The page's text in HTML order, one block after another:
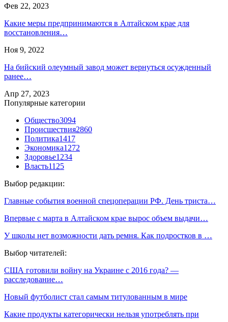
Фев 22, 2023
Какие меры предпринимаются в Алтайском крае для
восстановления…
Ноя 9, 2022
На бийский олеумный завод может вернуться осужденный
ранее…
Апр 27, 2023
Популярные категории
Общество3094
Происшествия2860
Политика1417
Экономика1272
Здоровье1234
Власть1125
Выбор редакции:
Главные события военной спецоперации РФ. День триста…
Впервые с марта в Алтайском крае вырос объем выдачи…
У школы нет возможности дать ремня. Как подростков в …
Выбор читателей:
США готовили войну на Украине с 2016 года? —
расследование…
Новый футболист стал самым титулованным в мире
Какие продукты категорически нельзя употреблять при